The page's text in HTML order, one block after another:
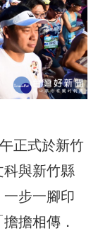
正式於新竹
科與新竹縣
步一腳印
擔相傳．